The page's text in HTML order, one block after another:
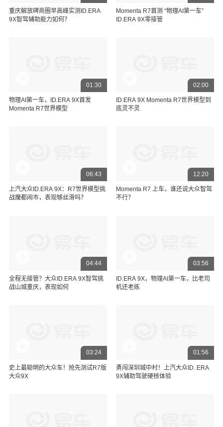
重庆解放碑商圈早高峰实测ID.ERA
9X智驾辅助能力如何？
Momenta R7首测 “物理AI第一车”
ID.ERA 9X零接管
01:30
物理AI第一车，ID.ERA 9X首发
Momenta R7世界模型
02:00
ID.ERA 9X Momenta R7世界模型到
底灵不灵
06:43
上汽大众ID.ERA 9X：R7世界模型挑
战魔都闹市，表现够丝滑吗？
12:20
Momenta R7 上车，谁还说大众智驾
不行？
04:44
全程无接管？大众ID.ERA 9X智驾挑
战山城重庆，表现如何
03:56
ID.ERA 9X，物理AI第一车，比老司
机还老练
03:24
史上最聪明的大众车！抢先测试R7版
大众9X
01:56
勇闯深圳城中村！上汽大众ID. ERA
9X辅助驾驶硬核体验